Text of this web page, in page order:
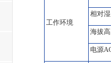
工作环境
相对
海拔
电源